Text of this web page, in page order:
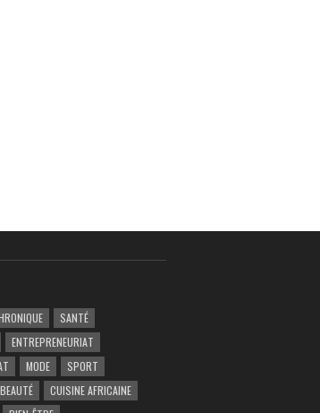
SANTÉ
ENTREPRENEURIAT
MODE
SPORT
BEAUTÉ
CUISINE AFRICAINE